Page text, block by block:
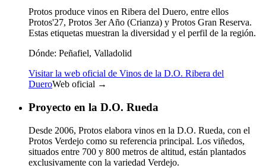
Protos produce vinos en Ribera del Duero, entre ellos
Protos'27, Protos 3er Año (Crianza) y Protos Gran Reserva.
Estas etiquetas muestran la diversidad y el perfil de la región.
Dónde: Peñafiel, Valladolid
Visitar la web oficial de Vinos de la D.O. Ribera del
DueroWeb oficial →
Proyecto en la D.O. Rueda
Desde 2006, Protos elabora vinos en la D.O. Rueda, con el
Protos Verdejo como su referencia principal. Los viñedos,
situados entre 700 y 800 metros de altitud, están plantados
exclusivamente con la variedad Verdejo.